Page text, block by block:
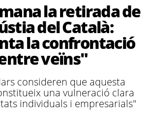
la retirada de
del Català:
la confrontació
veïns"
consideren que aquesta
una vulneració clara
individuals i empresarials"